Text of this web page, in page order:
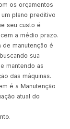
os orçamentos
plano preditivo
seu custo é
a médio prazo.
de manutenção é
sua
mantendo as
das máquinas.
é a Manutenção
atual do